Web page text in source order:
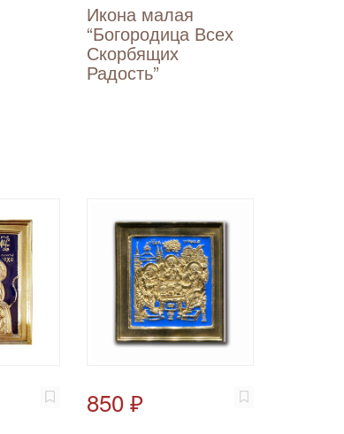
Икона малая
“Богородица Всех
Скорбящих
Радость”
850 ₽